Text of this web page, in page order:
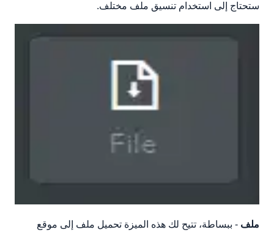
ستحتاج إلى استخدام تنسيق ملف مختلف.
ملف - ببساطة، تتيح لك هذه الميزة تحميل ملف إلى موقع